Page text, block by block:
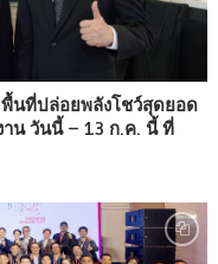
พื้นที่ปล่อยพลังโชว์สุดยอด
น วันนี้ – 13 ก.ค. นี้ ที่